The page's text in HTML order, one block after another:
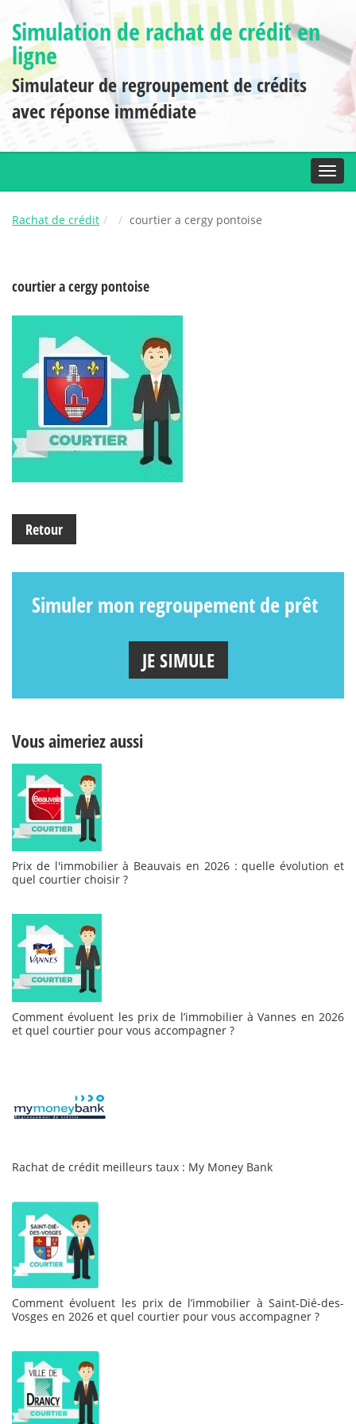
Simulation de rachat de crédit en
ligne
Simulateur de regroupement de crédits
avec réponse immédiate
Rachat de crédit courtier a cergy pontoise
courtier a cergy pontoise
Retour
Simuler mon regroupement de prêt
JE SIMULE
Vous aimeriez aussi
Prix de l'immobilier à Beauvais en 2026 : quelle évolution et
quel courtier choisir ?
Comment évoluent les prix de l’immobilier à Vannes en 2026
et quel courtier pour vous accompagner ?
Rachat de crédit meilleurs taux : My Money Bank
Comment évoluent les prix de l’immobilier à Saint-Dié-des-
Vosges en 2026 et quel courtier pour vous accompagner ?